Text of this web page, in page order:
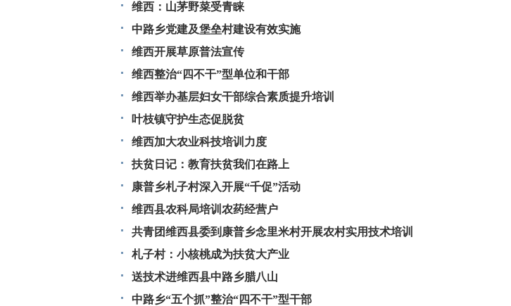
维西：山茅野菜受青睐
中路乡党建及堡垒村建设有效实施
维西开展草原普法宣传
维西整治“四不干”型单位和干部
维西举办基层妇女干部综合素质提升培训
叶枝镇守护生态促脱贫
维西加大农业科技培训力度
扶贫日记：教育扶贫我们在路上
康普乡札子村深入开展“千促”活动
维西县农科局培训农药经营户
共青团维西县委到康普乡念里米村开展农村实用技术培训
札子村：小核桃成为扶贫大产业
送技术进维西县中路乡腊八山
中路乡“五个抓”整治“四不干”型干部